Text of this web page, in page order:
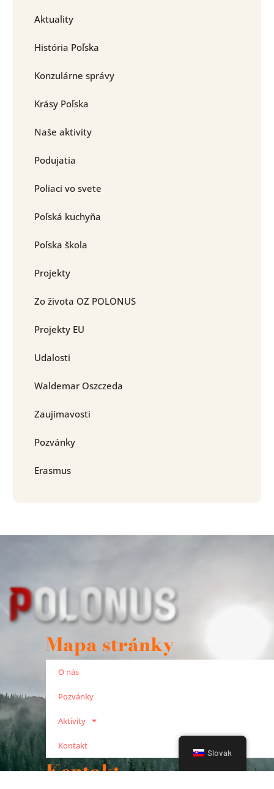
Aktuality
História Poľska
Konzulárne správy
Krásy Poľska
Naše aktivity
Podujatia
Poliaci vo svete
Poľská kuchyňa
Poľska škola
Projekty
Zo života OZ POLONUS
Projekty EU
Udalosti
Waldemar Oszczeda
Zaujímavosti
Pozvánky
Erasmus
Mapa stránky
O nás
Pozvánky
Aktivity
Kontakt
Kontakt
Slovak